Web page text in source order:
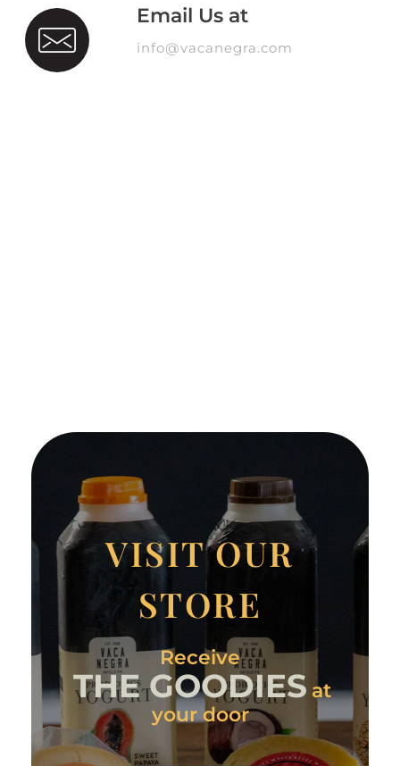
Email Us at
info@vacanegra.com
VISIT OUR
STORE
Receive
THE GOODIES at
your door